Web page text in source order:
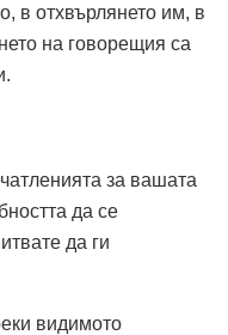
в отхвърлянето им, в
на говорещия са
за вашата
да се
да ги
видимото